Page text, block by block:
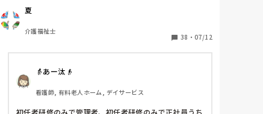
読んでくれてありがとうございます😭
夏
介護福祉士
38 ・ 07/12
👵あー汰👴
看護師, 有料老人ホーム, デイサービス
初任者研修のみで管理者、初任者研修のみで正社員うち